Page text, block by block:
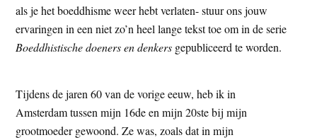
als je het boeddhisme weer hebt verlaten- stuur ons jouw
ervaringen in een niet zo’n heel lange tekst toe om in de serie
Boeddhistische doeners en denkers gepubliceerd te worden.
Tijdens de jaren 60 van de vorige eeuw, heb ik in
Amsterdam tussen mijn 16de en mijn 20ste bij mijn
grootmoeder gewoond. Ze was, zoals dat in mijn